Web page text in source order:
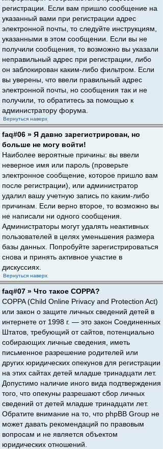
регистрации. Если вам пришло сообщение на
указанный вами при регистрации адрес
электронной почты, то следуйте инструкциям,
указанными в этом сообщении. Если вы не
получили сообщения, то возможно вы указали
неправильный адрес при регистрации, либо
он заблокирован каким-либо фильтром. Если
вы уверены, что ввели правильный адрес
электронной почты, но сообщения так и не
получили, то обратитесь за помощью к
администратору форума.
Вернуться наверх
faq#06 » Я давно зарегистрирован, но
больше не могу войти!
Наиболее вероятные причины: вы ввели
неверное имя или пароль (проверьте
электронное сообщение, которое пришло вам
после регистрации), или администратор
удалил вашу учетную запись по каким-либо
причинам. Если верно второе, то возможно вы
не написали ни одного сообщения.
Администраторы могут удалять неактивных
пользователей в целях уменьшения размера
базы данных. Попробуйте зарегистрироваться
снова и принять активное участие в
дискуссиях.
Вернуться наверх
faq#07 » Что такое COPPA?
COPPA (Child Online Privacy and Protection Act)
или закон о защите личных сведений детей в
интернете от 1998 г. — это закон Соединенных
Штатов, требующий от сайтов, потенциально
собирающих личные сведения, иметь
письменное разрешение родителей или
других юридических опекунов для регистрации
на этих сайтах детей младше тринадцати лет.
Допустимо наличие иного вида подтверждения
того, что опекуны разрешают сбор личных
сведений от детей младше тринадцати лет.
Обратите внимание на то, что phpBB Group не
может давать рекомендаций по правовым
вопросам и не является объектом
юридических отношений.